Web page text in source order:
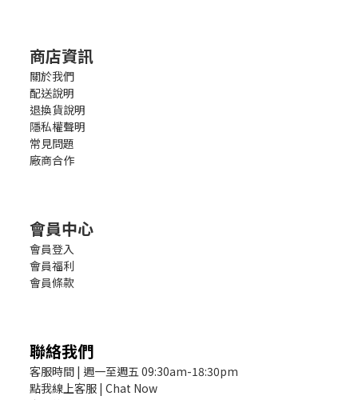
商店資訊
關於我們
配送說明
退換貨說明
隱私權聲明
常見問題
廠商合作
會員中心
會員登入
會員福利
會員條款
聯絡我們
客服時間 | 週一至週五 09:30am-18:30pm
點我線上客服 | Chat Now